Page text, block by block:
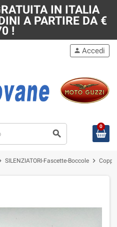
IN ITALIA
A PARTIRE DA €
!
search
person Accedi
0
SILENZIATORI-Fascette-Boccole chevron_right